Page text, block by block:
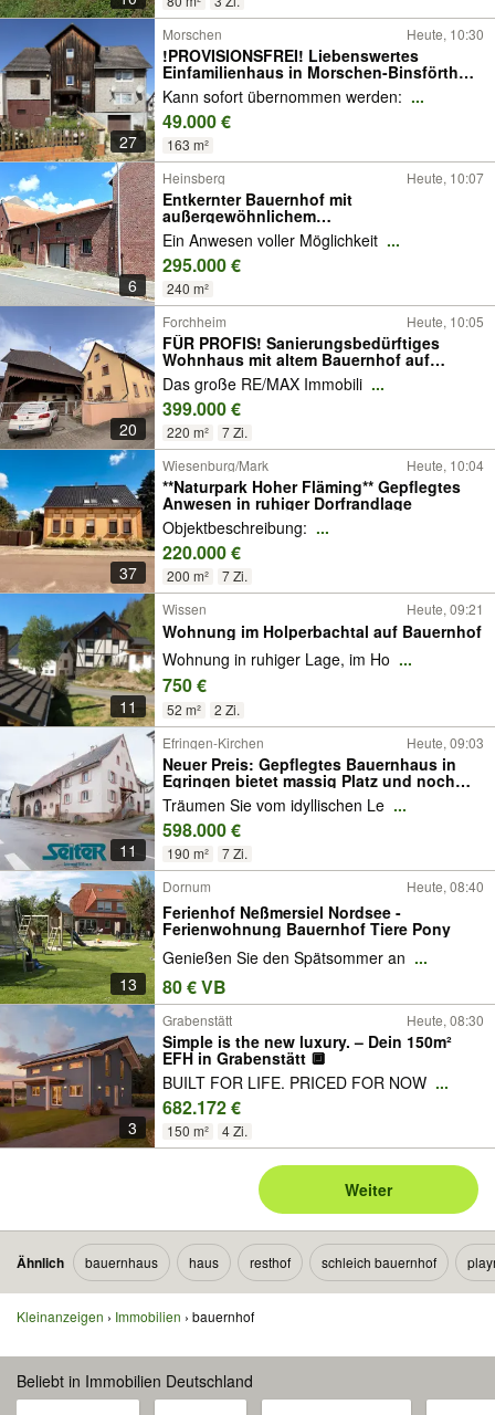
27
Morschen Heute, 10:30
!PROVISIONSFREI! Liebenswertes
Einfamilienhaus in Morschen-Binsförth
(5–8 Zi.) mit Scheune zu sanieren ++
ruhige Lage ++ Open-House-Besichtigung
am 01.08. und 15.08.2026 • mögliche
Monatsrate 153,53 €
Kann sofort übernommen werden: ...
49.000 €
163 m²
6
Heinsberg Heute, 10:07
Entkernter Bauernhof mit
außergewöhnlichem
Entwicklungspotenzial in Heinsberg zu
verkaufen
Ein Anwesen voller Möglichkeit ...
295.000 €
240 m²
20
Forchheim Heute, 10:05
FÜR PROFIS! Sanierungsbedürftiges
Wohnhaus mit altem Bauernhof auf
großem Grundstück im Kaiserstuhl
Das große RE/MAX Immobili ...
399.000 €
220 m² 7 Zi.
37
Wiesenburg/Mark Heute, 10:04
**Naturpark Hoher Fläming** Gepflegtes
Anwesen in ruhiger Dorfrandlage
Objektbeschreibung: ...
220.000 €
200 m² 7 Zi.
11
Wissen Heute, 09:21
Wohnung im Holperbachtal auf Bauernhof
Wohnung in ruhiger Lage, im Ho ...
750 €
52 m² 2 Zi.
11
Efringen-Kirchen Heute, 09:03
Neuer Preis: Gepflegtes Bauernhaus in
Egringen bietet massig Platz und noch
mehr Möglichkeiten
Träumen Sie vom idyllischen Le ...
598.000 €
190 m² 7 Zi.
13
Dornum Heute, 08:40
Ferienhof Neßmersiel Nordsee -
Ferienwohnung Bauernhof Tiere Pony
Genießen Sie den Spätsommer an ...
80 € VB
3
Grabenstätt Heute, 08:30
Simple is the new luxury. – Dein 150m²
EFH in Grabenstätt 🔲
BUILT FOR LIFE. PRICED FOR NOW ...
682.172 €
150 m² 4 Zi.
Weiter
Ähnlich bauernhaus haus resthof schleich bauernhof
Kleinanzeigen Immobilien bauernhof
Beliebt in Immobilien Deutschland